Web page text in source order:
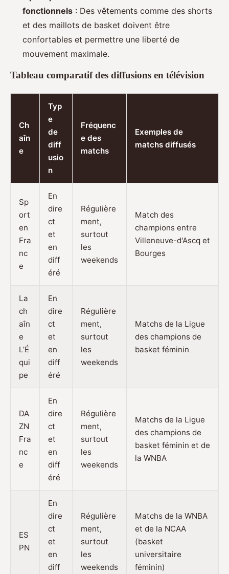
fonctionnels : Des vêtements comme des shorts
et des maillots de basket doivent être
confortables et permettre une liberté de
mouvement maximale.
Tableau comparatif des diffusions en télévision
Ch
aîn
e
Typ
e
de
diff
usio
n
Fréquenc
e des
matchs
Exemples de
matchs diffusés
Sp
ort
en
Fra
nc
e
En
dire
ct
et
en
diff
éré
Régulière
ment,
surtout
les
weekends
Match des
champions entre
Villeneuve-d'Ascq et
Bourges
La
ch
aîn
e
L’É
qui
pe
En
dire
ct
et
en
diff
éré
Régulière
ment,
surtout
les
weekends
Matchs de la Ligue
des champions de
basket féminin
DA
ZN
Fra
nc
e
En
dire
ct
et
en
diff
éré
Régulière
ment,
surtout
les
weekends
Matchs de la Ligue
des champions de
basket féminin et de
la WNBA
ES
PN
En
dire
ct
et
en
diff
Régulière
ment,
surtout
les
weekends
Matchs de la WNBA
et de la NCAA
(basket
universitaire
féminin)